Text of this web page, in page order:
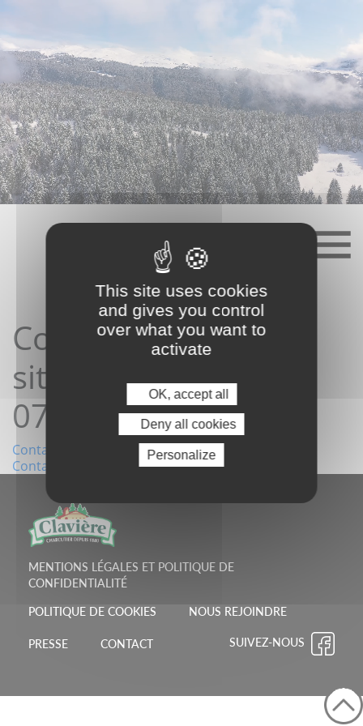
content
Contact depuis le
site12/05/2026
07:49:23
Navigation
l’article
Contact depuis le site11/05/2026 09:59:32
Contact depuis le site21/05/2026 09:03:19
MENTIONS LÉGALES ET POLITIQUE DE
CONFIDENTIALITÉ
POLITIQUE DE COOKIES NOUS REJOINDRE
PRESSE CONTACT SUIVEZ-NOUS
This site uses cookies
and gives you control
over what you want to
activate
OK, accept all
Deny all cookies
Personalize